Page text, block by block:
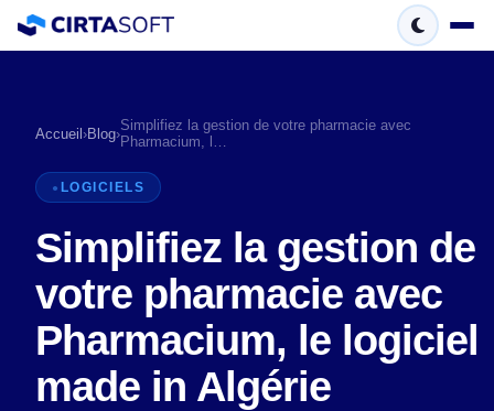
Accueil›Blog›Simplifiez la gestion de votre pharmacie avec
Pharmacium, l…
LOGICIELS
Simplifiez la gestion de
votre pharmacie avec
Pharmacium, le logiciel
made in Algérie